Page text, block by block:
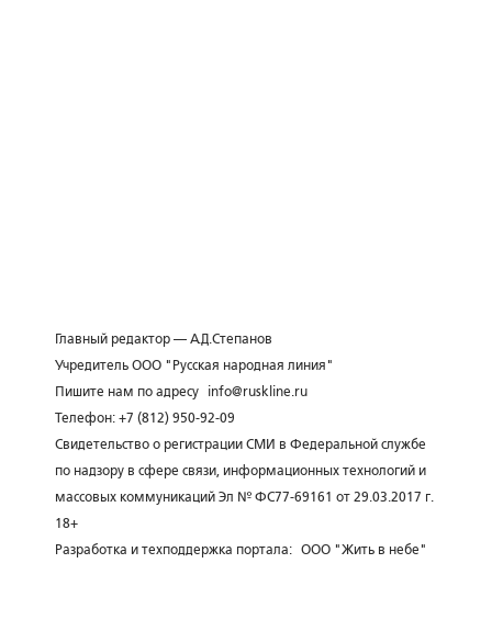
Главный редактор — А.Д.Степанов
Учредитель ООО "Русская народная линия"
Пишите нам по адресу
info@ruskline.ru
Телефон: +7 (812) 950-92-09
Свидетельство о регистрации СМИ в Федеральной службе
по надзору в сфере связи, информационных технологий и
массовых коммуникаций Эл № ФС77-69161 от 29.03.2017 г.
18+
Разработка и техподдержка портала: ООО "Жить в небе"